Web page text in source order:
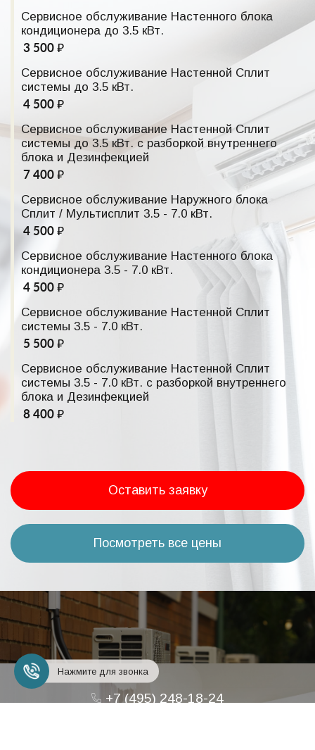
Сервисное обслуживание Настенного блока
кондиционера до 3.5 кВт.
3 500 ₽
Сервисное обслуживание Настенной Сплит
системы до 3.5 кВт.
4 500 ₽
Сервисное обслуживание Настенной Сплит
системы до 3.5 кВт. с разборкой внутреннего
блока и Дезинфекцией
7 400 ₽
Сервисное обслуживание Наружного блока
Сплит / Мультисплит 3.5 - 7.0 кВт.
4 500 ₽
Сервисное обслуживание Настенного блока
кондиционера 3.5 - 7.0 кВт.
4 500 ₽
Сервисное обслуживание Настенной Сплит
системы 3.5 - 7.0 кВт.
5 500 ₽
Сервисное обслуживание Настенной Сплит
системы 3.5 - 7.0 кВт. с разборкой внутреннего
блока и Дезинфекцией
8 400 ₽
Оставить заявку
Посмотреть все цены
+7 (495) 248-18-24
Нажмите для звонка